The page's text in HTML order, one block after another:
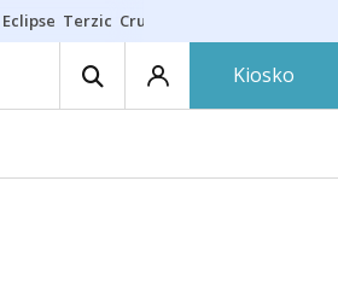
Eclipse Terzic Cruz Gorbeia
Kiosko